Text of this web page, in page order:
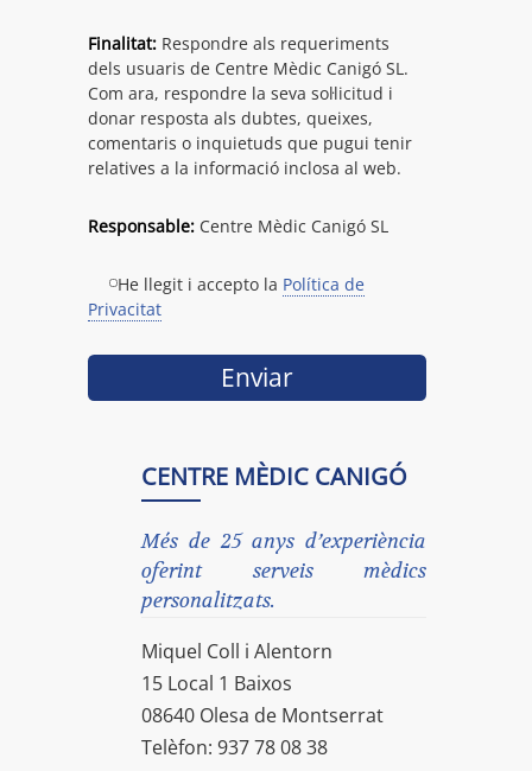
Finalitat: Respondre als requeriments
dels usuaris de Centre Mèdic Canigó SL.
Com ara, respondre la seva sol·licitud i
donar resposta als dubtes, queixes,
comentaris o inquietuds que pugui tenir
relatives a la informació inclosa al web.
Responsable: Centre Mèdic Canigó SL
He llegit i accepto la Política de
Privacitat
CENTRE MÈDIC CANIGÓ
Més de 25 anys d’experiència
oferint serveis mèdics
personalitzats.
Miquel Coll i Alentorn
15 Local 1 Baixos
08640 Olesa de Montserrat
Telèfon: 937 78 08 38